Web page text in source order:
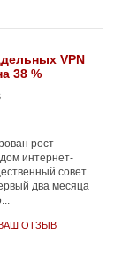
VPN
38 %
рост
интернет-
совет
два месяца
ОТЗЫВ